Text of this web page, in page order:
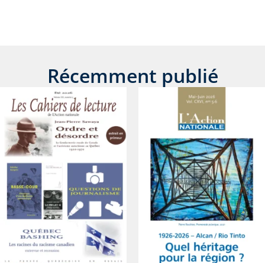
Récemment publié